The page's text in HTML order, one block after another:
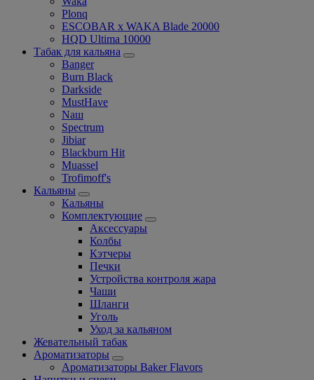
Plonq
ESCOBAR x WAKA Blade 20000
HQD Ultima 10000
Табак для кальяна
Banger
Burn Black
Darkside
MustHave
Nаш
Spectrum
Jibiar
Blackburn Hit
Muassel
Trofimoff's
Кальяны
Кальяны
Комплектующие
Аксессуары
Колбы
Кэтчеры
Печки
Устройства контроля жара
Чаши
Шланги
Уголь
Уход за кальяном
Жевательный табак
Ароматизаторы
Ароматизаторы Baker Flavors